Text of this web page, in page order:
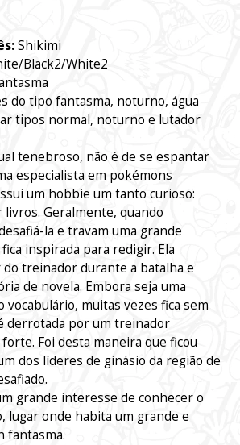
Shikimi
Black2/White2
do tipo fantasma, noturno, água
tipos normal, noturno e lutador
tenebroso, não é de se espantar
especialista em pokémons
um hobbie um tanto curioso:
livros. Geralmente, quando
la e travam uma grande
inspirada para redigir. Ela
treinador durante a batalha e
de novela. Embora seja uma
vocabulário, muitas vezes fica sem
derrotada por um treinador
Foi desta maneira que ficou
dos líderes de ginásio da região de
grande interesse de conhecer o
lugar onde habita um grande e
fantasma.